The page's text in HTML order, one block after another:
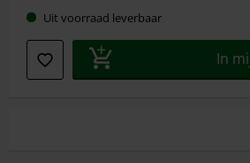
Uit voorraad leverbaar
In